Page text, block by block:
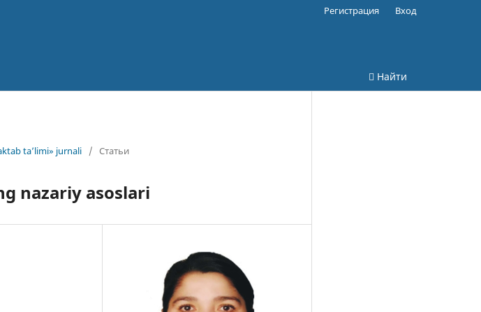
Найти
Регистрация Вход
ta’limi» jurnali / Статьи
nazariy asoslari